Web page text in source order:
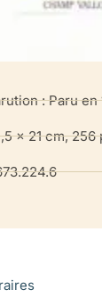
Salmon
(206);
Frénaud (216),
237
: Paru en
x 21 cm, 256